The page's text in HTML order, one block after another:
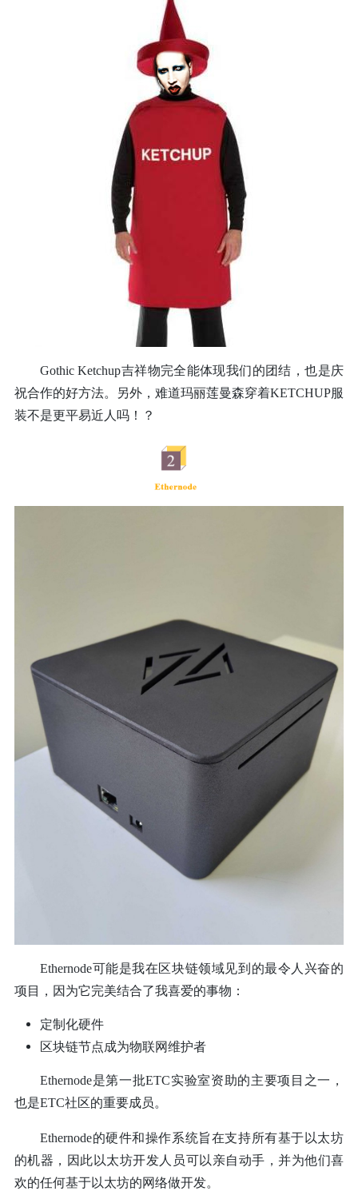
Gothic Ketchup吉祥物完全能体现我们的团结，也是庆
祝合作的好方法。另外，难道玛丽莲曼森穿着KETCHUP服
装不是更平易近人吗！？
Ethernode可能是我在区块链领域见到的最令人兴奋的
项目，因为它完美结合了我喜爱的事物：
定制化硬件
区块链节点成为物联网维护者
Ethernode是第一批ETC实验室资助的主要项目之一，
也是ETC社区的重要成员。
Ethernode的硬件和操作系统旨在支持所有基于以太坊
的机器，因此以太坊开发人员可以亲自动手，并为他们喜
欢的任何基于以太坊的网络做开发。